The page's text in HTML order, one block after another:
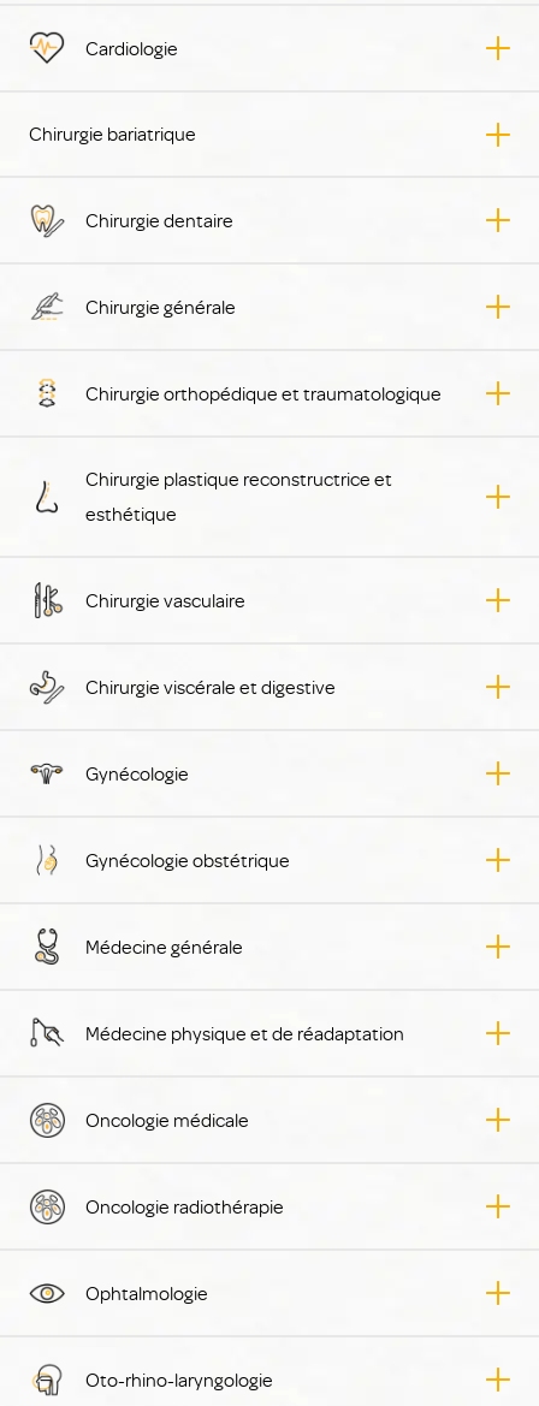
Cardiologie
Chirurgie bariatrique
Chirurgie dentaire
Chirurgie générale
Chirurgie orthopédique et traumatologique
Chirurgie plastique reconstructrice et
esthétique
Chirurgie vasculaire
Chirurgie viscérale et digestive
Gynécologie
Gynécologie obstétrique
Médecine générale
Médecine physique et de réadaptation
Oncologie médicale
Oncologie radiothérapie
Ophtalmologie
Oto-rhino-laryngologie